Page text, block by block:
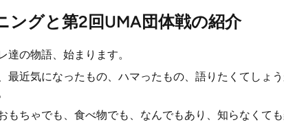
ングと第2回UMA団体戦の紹介
達の物語、始まります。
最近気になったもの、ハマったもの、語りたくてしょ
もちゃでも、食べ物でも、なんでもあり、知らなくても